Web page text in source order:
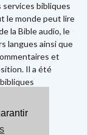
bibliques
le monde peut lire
la Bible audio, le
langues ainsi que
et
Il a été